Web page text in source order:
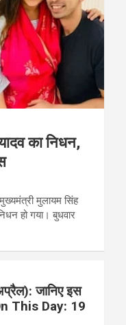
का निधन,
मुलायम सिंह
हो गया। बुधवार
जानिए इस
This Day: 19